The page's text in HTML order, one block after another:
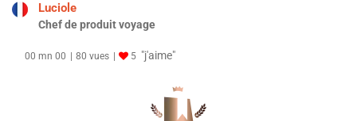
Luciole
Chef de produit voyage
00 mn 00 80 vues 5 "j'aime"